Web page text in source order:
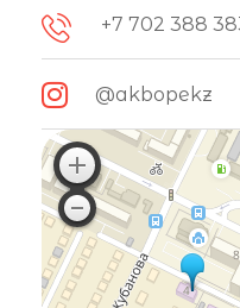
+7 702 388
@akbopekz